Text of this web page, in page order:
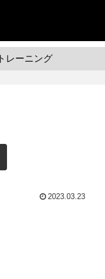
トレーニング
2023.03.23